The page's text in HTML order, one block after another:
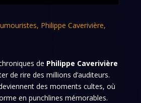
, Philippe Caverivière,
de Philippe Caverivière
de rire des millions d’auditeurs.
des moments cultes, où
en punchlines mémorables.